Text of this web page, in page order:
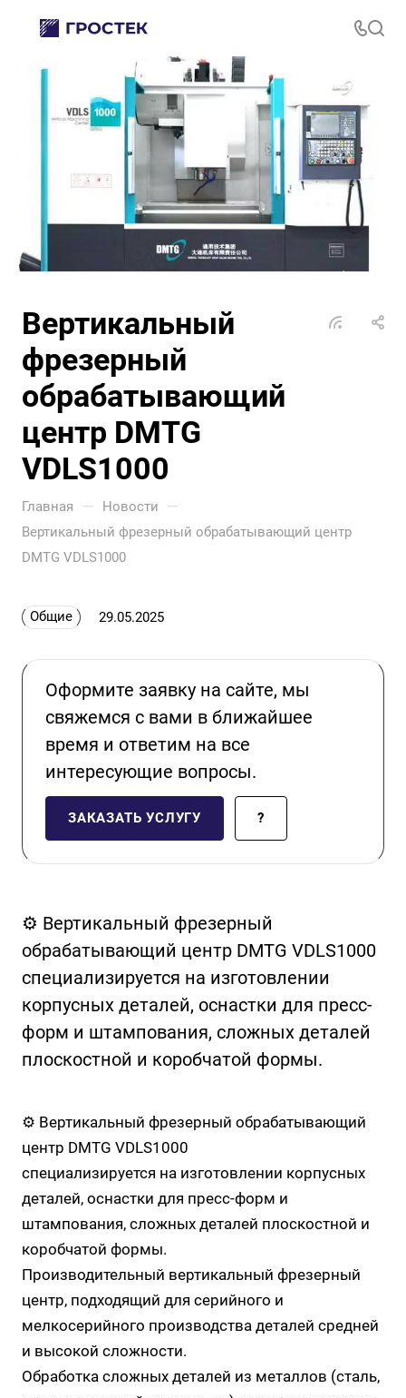
Вертикальный
фрезерный
обрабатывающий
центр DMTG
VDLS1000
Главная — Новости —
Вертикальный фрезерный обрабатывающий центр
DMTG VDLS1000
Общие 29.05.2025
Оформите заявку на сайте, мы
свяжемся с вами в ближайшее
время и ответим на все
интересующие вопросы.
ЗАКАЗАТЬ УСЛУГУ ?
⚙️ Вертикальный фрезерный
обрабатывающий центр DMTG VDLS1000
специализируется на изготовлении
корпусных деталей, оснастки для пресс-
форм и штампования, сложных деталей
плоскостной и коробчатой формы.
⚙️ Вертикальный фрезерный обрабатывающий
центр DMTG VDLS1000
специализируется на изготовлении корпусных
деталей, оснастки для пресс-форм и
штампования, сложных деталей плоскостной и
коробчатой формы.
Производительный вертикальный фрезерный
центр, подходящий для серийного и
мелкосерийного производства деталей средней
и высокой сложности.
Обработка сложных деталей из металлов (сталь,